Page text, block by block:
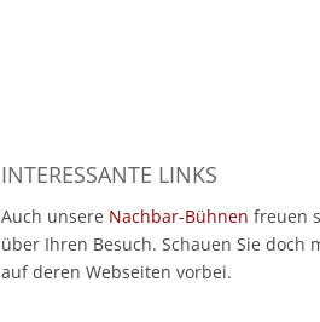
INTERESSANTE LINKS
Auch unsere Nachbar-Bühnen freuen
über Ihren Besuch. Schauen Sie doch
auf deren Webseiten vorbei.